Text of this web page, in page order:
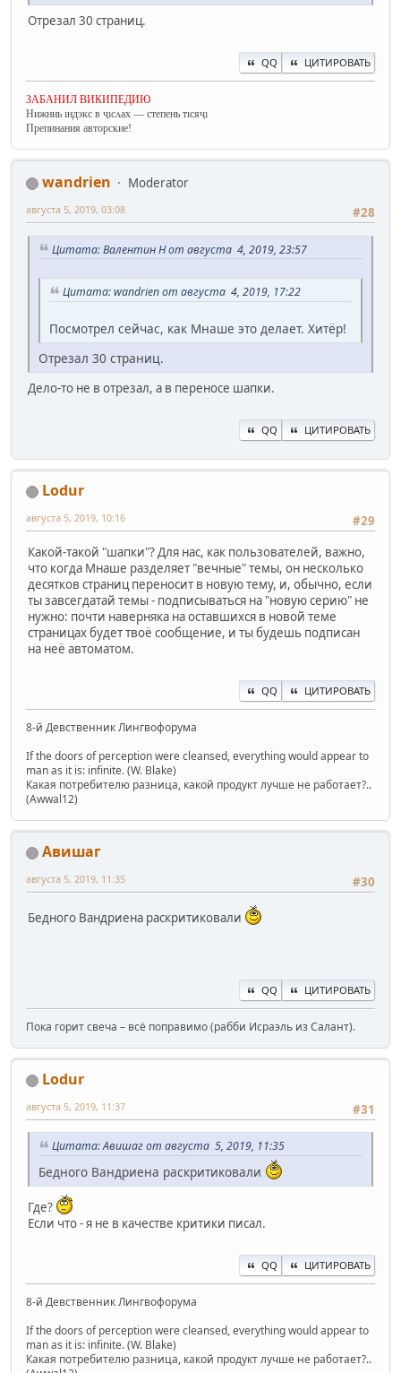
Отрезал 30 страниц.
QQ ЦИТИРОВАТЬ
ЗАБАНИЛ ВИКИПЕДИЮ
Нижниь ıндэкс в ҷıсʌах — степень тıсяҷı
Препинания авторские!
wandrien
Moderator
#28
августа 5, 2019, 03:08
Цитата: Валентин Н от августа 4, 2019, 23:57
Цитата: wandrien от августа 4, 2019, 17:22
Посмотрел сейчас, как Мнаше это делает. Хитёр!
Отрезал 30 страниц.
Дело-то не в отрезал, а в переносе шапки.
QQ ЦИТИРОВАТЬ
Lodur
#29
августа 5, 2019, 10:16
Какой-такой "шапки"? Для нас, как пользователей, важно,
что когда Мнаше разделяет "вечные" темы, он несколько
десятков страниц переносит в новую тему, и, обычно, если
ты завсегдатай темы - подписываться на "новую серию" не
нужно: почти наверняка на оставшихся в новой теме
страницах будет твоё сообщение, и ты будешь подписан
на неё автоматом.
QQ ЦИТИРОВАТЬ
8-й Девственник Лингвофорума
If the doors of perception were cleansed, everything would appear to
man as it is: infinite. (W. Blake)
Какая потребителю разница, какой продукт лучше не работает?..
(Awwal12)
Авишаг
#30
августа 5, 2019, 11:35
Бедного Вандриена раскритиковали
QQ ЦИТИРОВАТЬ
Пока горит свеча – всё поправимо (рабби Исраэль из Салант).
Lodur
#31
августа 5, 2019, 11:37
Цитата: Авишаг от августа 5, 2019, 11:35
Бедного Вандриена раскритиковали
Где?
Если что - я не в качестве критики писал.
QQ ЦИТИРОВАТЬ
8-й Девственник Лингвофорума
If the doors of perception were cleansed, everything would appear to
man as it is: infinite. (W. Blake)
Какая потребителю разница, какой продукт лучше не работает?..